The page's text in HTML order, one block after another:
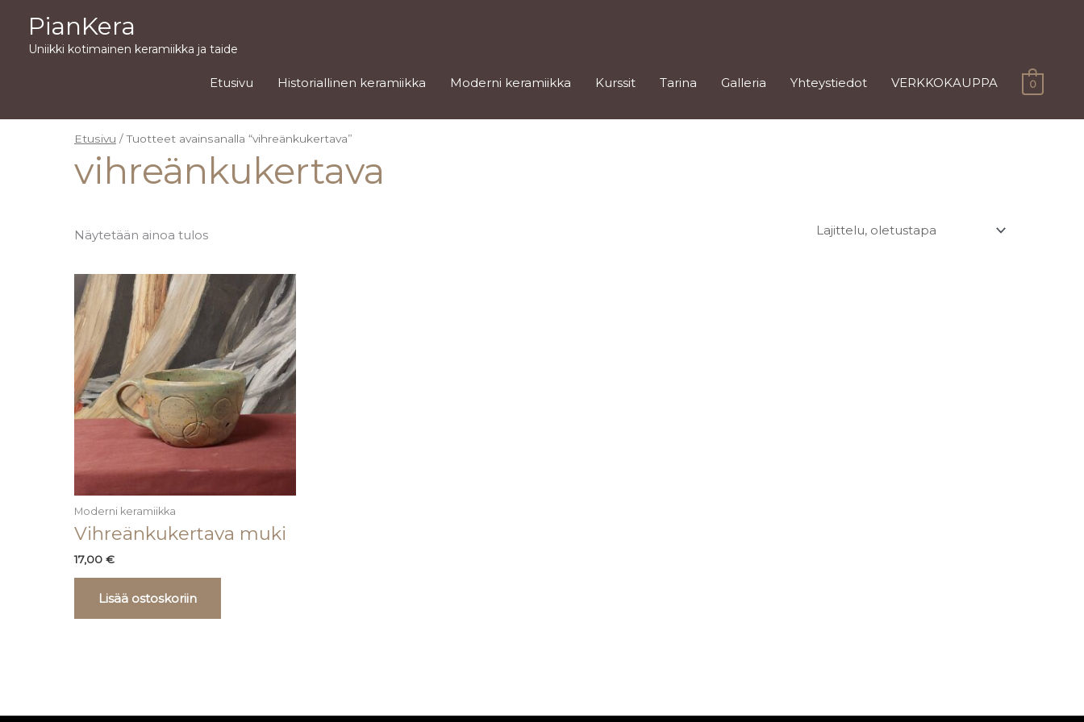
sisältöönPianKera
Uniikki kotimainen keramiikka ja taide
Etusivu Historiallinen keramiikka Moderni keramiikka Kurssit Tarina Galleria Yhteystiedot VERKKOKAUPPA 0
Etusivu / Tuotteet avainsanalla “vihreänkukertava”
vihreänkukertava
Näytetään ainoa tulos
Moderni keramiikka
Vihreänkukertava muki
17,00 €
Lisää ostoskoriin